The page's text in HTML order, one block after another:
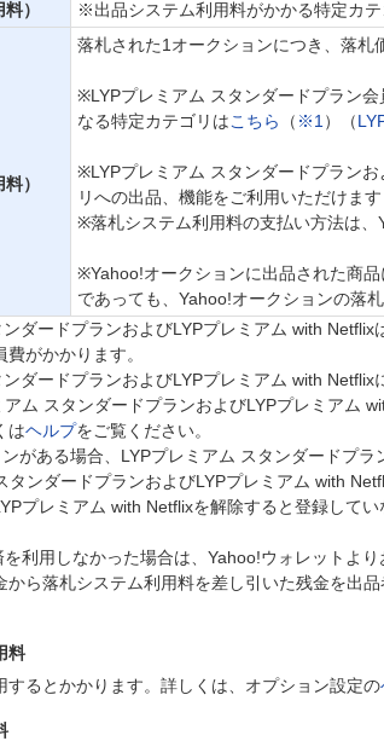
）
※出品システム利用料がかかる特定カテ
）
落札された1オークションにつき、落札
※LYPプレミアム スタンダードプラン
なる特定カテゴリはこちら （ ※1）（
※LYPプレミアム スタンダードプラン
リへの出品、機能をご利用いただけます
※落札システム利用料の支払い方法は、
※Yahoo!オークションに出品された商
であっても、Yahoo!オークションの落
ンダードプランおよびLYPプレミアム with
がかかります。
ンダードプランおよびLYPプレミアム with
アム スタンダードプランおよびLYPプレミアム
はヘルプをご覧ください。
がある場合、LYPプレミアム スタンダードプ
タンダードプランおよびLYPプレミアム with
プレミアム with Netflixを解除すると登録して
利用しなかった場合は、Yahoo!ウォレットよ
から落札システム利用料を差し引いた残金を出
料
するとかかります。詳しくは、オプション設定の